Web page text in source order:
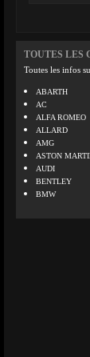
TOUTES LES
Toutes les infos
ABARTH
AC
ALFA ROMEO
ALLARD
AMG
ASTON
AUDI
BENTLEY
BMW